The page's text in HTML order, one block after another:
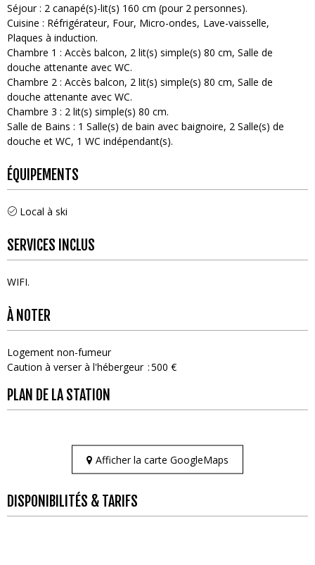
Séjour: 2 canapé(s)-lit(s) 160 cm (pour 2 personnes)
Cuisine : Réfrigérateur Four Micro-ondes Lave-vaisselle
Plaques à induction
Chambre 1 : Accès balcon 2 lit(s) simple(s) 80 cm Salle de
douche attenante avec WC
Chambre 2 : Accès balcon 2 lit(s) simple(s) 80 cm Salle de
douche attenante avec WC
Chambre 3 : 2 lit(s) simple(s) 80 cm
Salle de Bains : 1 Salle(s) de bain avec baignoire 2 Salle(s) de
douche et WC 1 WC indépendant(s)
ÉQUIPEMENTS
Local à ski
SERVICES INCLUS
WIFI
À NOTER
Logement non-fumeur
Caution à verser à l'hébergeur 500 €
PLAN DE LA STATION
Afficher la carte GoogleMaps
DISPONIBILITÉS & TARIFS